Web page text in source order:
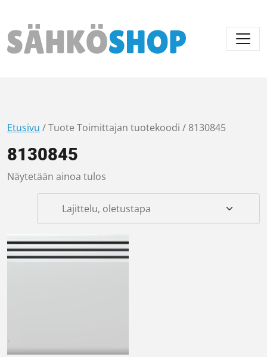
Päävalikko
Etusivu / Tuote Toimittajan tuotekoodi / 8130845
8130845
Näytetään ainoa tulos